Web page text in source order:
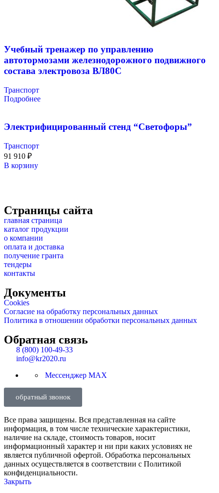
Учебный тренажер по управлению
автотормозами железнодорожного подвижного
состава электровоза ВЛ80С
Транспорт
Подробнее
Электрифицированный стенд “Светофоры”
Транспорт
91 910 ₽
В корзину
Страницы сайта
главная страница
каталог продукции
о компании
оплата и доставка
получение гранта
тендеры
контакты
Документы
Cookies
Согласие на обработку персональных данных
Политика в отношении обработки персональных данных
Обратная связь
8 (800) 100-49-33
info@kr2020.ru
Мессенджер MAX
обратный звонок
Все права защищены. Вся представленная на сайте
информация, в том числе технические характеристики,
наличие на складе, стоимость товаров, носит
информационный характер и ни при каких условиях не
является публичной офертой. Обработка персональных
данных осуществляется в соответствии с Политикой
конфиденциальности.
Закрыть